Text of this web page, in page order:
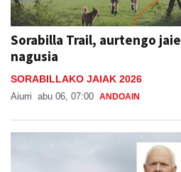
Sorabilla Trail, aurtengo
nagusia
SORABILLAKO JAIAK 2026
Aiurri abu 06, 07:00 ANDOAIN